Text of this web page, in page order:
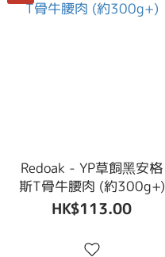
Redoak - YP草飼黑安格
斯T骨牛腰肉 (約300g+)
HK$113.00